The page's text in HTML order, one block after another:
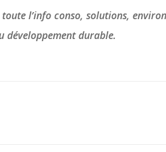
l’info conso, solutions,
développement durable.